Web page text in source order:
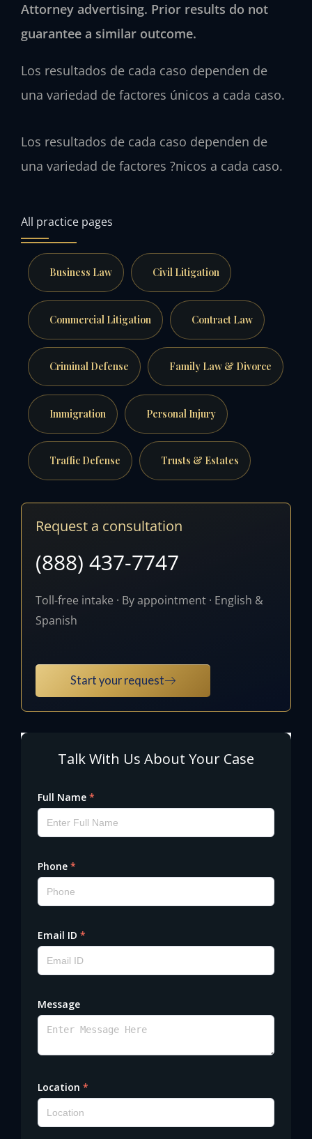
Attorney advertising. Prior results do not
guarantee a similar outcome.
Los resultados de cada caso dependen de
una variedad de factores únicos a cada caso.
Los resultados de cada caso dependen de
una variedad de factores ?nicos a cada caso.
All practice pages
Business Law Civil Litigation
Commercial Litigation Contract Law
Criminal Defense Family Law & Divorce
Immigration Personal Injury
Traffic Defense Trusts & Estates
Request a consultation
(888) 437-7747
Toll-free intake · By appointment · English &
Spanish
Start your request